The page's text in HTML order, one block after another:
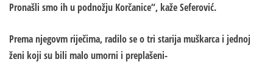
Pronašli smo ih u podnožju Korčanice“, kaže Seferović.
Prema njegovm riječima, radilo se o tri starija muškarca i jednoj
ženi koji su bili malo umorni i preplašeni-